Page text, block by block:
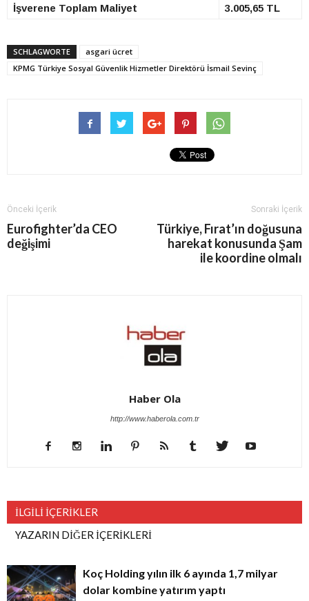
İşverene Toplam Maliyet
3.005,65 TL
SCHLAGWORTE
asgari ücret
KPMG Türkiye Sosyal Güvenlik Hizmetler Direktörü İsmail Sevinç
Önceki İçerik
Eurofighter’da CEO
değişimi
Sonraki İçerik
Türkiye, Fırat’ın doğusuna
harekat konusunda Şam
ile koordine olmalı
Haber Ola
http://www.haberola.com.tr
İLGİLİ İÇERİKLER
YAZARIN DİĞER İÇERİKLERİ
Koç Holding yılın ilk 6 ayında 1,7 milyar
dolar kombine yatırım yaptı